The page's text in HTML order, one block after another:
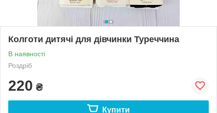
Колготи дитячі для дівчинки Туреччина
В наявності
Роздріб
220 ₴
Купити